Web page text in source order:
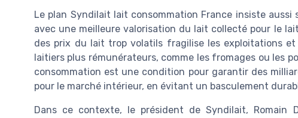
Le plan Syndilait lait consommation France insiste
avec une meilleure valorisation du lait collecté pour le
des prix du lait trop volatils fragilise les exploitations et
laitiers plus rémunérateurs, comme les fromages ou les
consommation est une condition pour garantir des
pour le marché intérieur, en évitant un basculement
Dans ce contexte, le président de Syndilait, Romain